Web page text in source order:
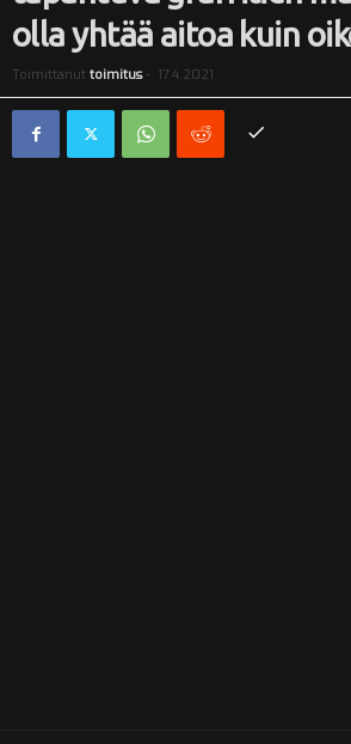
olla yhtää aitoa kuin
Toimittanut toimitus- 17.4.2021